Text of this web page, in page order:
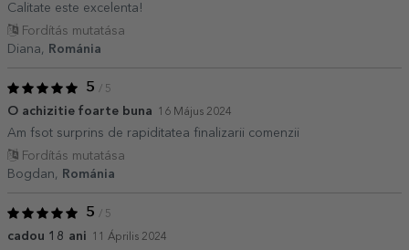
Calitate este excelenta!
Fordítás mutatása
Diana,
Románia
5 / 5
O achizitie foarte buna 16 Május 2024
Am fsot surprins de rapiditatea finalizarii comenzii
Fordítás mutatása
Bogdan,
Románia
5 / 5
cadou 18 ani 11 Április 2024